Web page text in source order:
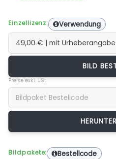
Einzellizenz: Verwendung
BILD
Preise exkl. USt.
Bildpakete: Bestellcode